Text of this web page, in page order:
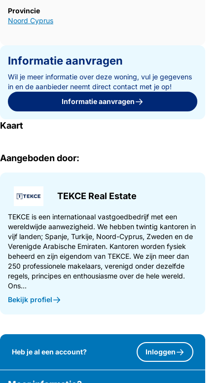
Provincie
Noord Cyprus
Informatie aanvragen
Wil je meer informatie over deze woning, vul je gegevens
in en de aanbieder neemt direct contact met je op!
Informatie aanvragen
Kaart
Aangeboden door:
TEKCE Real Estate
TEKCE is een internationaal vastgoedbedrijf met een
wereldwijde aanwezigheid. We hebben twintig kantoren in
vijf landen; Spanje, Turkije, Noord-Cyprus, Zweden en de
Verenigde Arabische Emiraten. Kantoren worden fysiek
beheerd en zijn eigendom van TEKCE. We zijn meer dan
250 professionele makelaars, verenigd onder dezelfde
regels, principes en enthousiasme over de hele wereld.
Ons...
Bekijk profiel
Heb je al een account? Inloggen